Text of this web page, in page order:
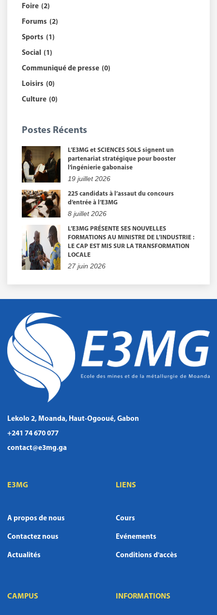
Foire (2)
Forums (2)
Sports (1)
Social (1)
Communiqué de presse (0)
Loisirs (0)
Culture (0)
Postes Récents
L’E3MG et SCIENCES SOLS signent un
partenariat stratégique pour booster
l’ingénierie gabonaise
19 juillet 2026
225 candidats à l’assaut du concours
d’entrée à l’E3MG
8 juillet 2026
L’E3MG PRÉSENTE SES NOUVELLES
FORMATIONS AU MINISTRE DE L’INDUSTRIE :
LE CAP EST MIS SUR LA TRANSFORMATION
LOCALE
27 juin 2026
Lekolo 2, Moanda, Haut-Ogooué, Gabon
+241 74 670 077
contact@e3mg.ga
E3MG
A propos de nous
Contactez nous
Actualités
LIENS
Cours
Evénements
Conditions d'accès
CAMPUS INFORMATIONS